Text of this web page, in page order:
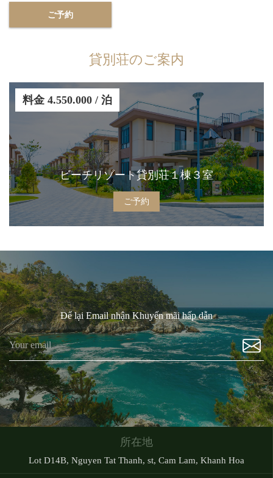
ご予約
貸別荘のご案内
ビーチリゾート貸別荘１棟３室
ご予約
料金 4.550.000 / 泊
Để lại Email nhận Khuyến mãi hấp dẫn
所在地
Lot D14B, Nguyen Tat Thanh, st, Cam Lam, Khanh Hoa